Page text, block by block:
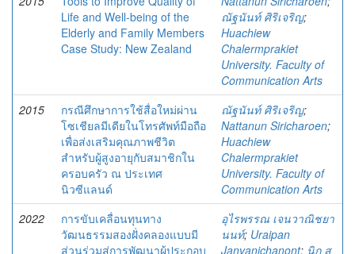
Life and Well-being of the
Elderly and Family Members
Case Study: New Zealand
ณัฐนันท์ ศิริเจริญ;
Huachiew
Chalermprakiet
University. Faculty of
Communication Arts
2015
กรณีศึกษาการใช้สื่อใหม่ผ่าน
โซเชียลมีเดียในโทรศัพท์มือถือ
เพื่อส่งเสริมคุณภาพชีวิต
สำหรับผู้สูงอายุกับสมาชิกใน
ครอบครัว ณ ประเทศ
นิวซีแลนด์
ณัฐนันท์ ศิริเจริญ;
Nattanun Siricharoen;
Huachiew
Chalermprakiet
University. Faculty of
Communication Arts
2022
การขับเคลื่อนทุนทาง
วัฒนธรรมสองฝั่งคลองแบบมี
ส่วนร่วมสู่การพัฒนาผู้ประกอบ
อุไรพรรณ เจนวาณิชยา
นนท์; Uraipan
Janvanichanont; นิก สุ